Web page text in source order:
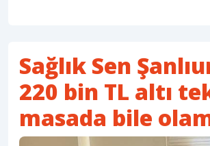
Sağlık Sen
220 bin TL altı
masada bile